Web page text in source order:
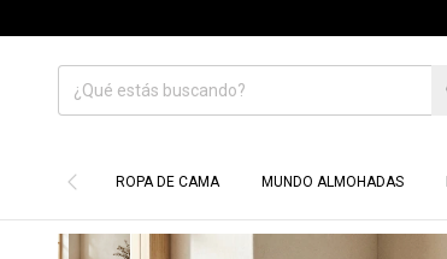
ROPA DE CAMA MUNDO ALMOHADAS